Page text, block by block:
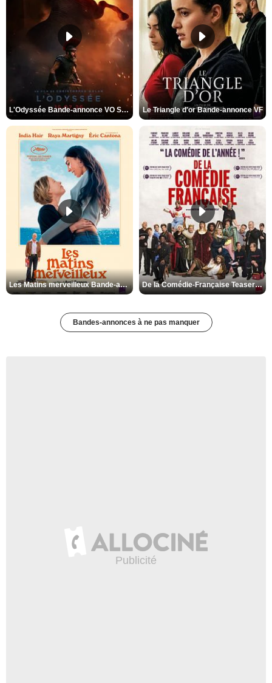
L'Odyssée Bande-annonce VO STFR Le Triangle d'or Bande-annonce VF
Les Matins merveilleux Bande-annonce VF De la Comédie-Française Teaser VF
Bandes-annonces à ne pas manquer